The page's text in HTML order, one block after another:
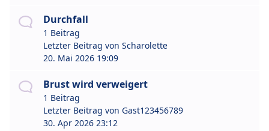
Durchfall
1 Beitrag
Letzter Beitrag von Scharolette
20. Mai 2026 19:09
Brust wird verweigert
1 Beitrag
Letzter Beitrag von Gast123456789
30. Apr 2026 23:12